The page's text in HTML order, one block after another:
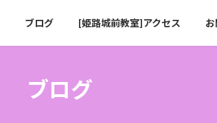
ブログ [姫路城前教室]アクセス
ブログ